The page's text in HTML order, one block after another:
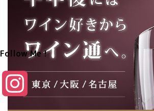
Follow Me！
n